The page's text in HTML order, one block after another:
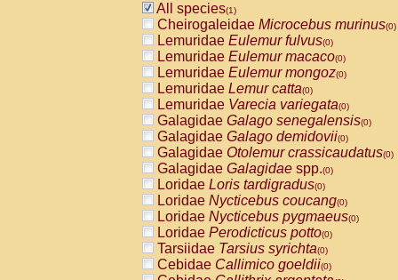
All species(1)
Cheirogaleidae Microcebus murinus(0)
Lemuridae Eulemur fulvus(0)
Lemuridae Eulemur macaco(0)
Lemuridae Eulemur mongoz(0)
Lemuridae Lemur catta(0)
Lemuridae Varecia variegata(0)
Galagidae Galago senegalensis(0)
Galagidae Galago demidovii(0)
Galagidae Otolemur crassicaudatus(0)
Galagidae Galagidae spp.(0)
Loridae Loris tardigradus(0)
Loridae Nycticebus coucang(0)
Loridae Nycticebus pygmaeus(0)
Loridae Perodicticus potto(0)
Tarsiidae Tarsius syrichta(0)
Cebidae Callimico goeldii(0)